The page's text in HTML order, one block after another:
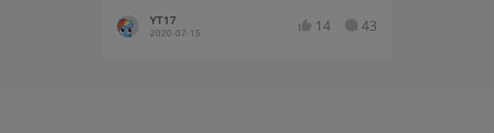
YT17
2020-07-15 14 43